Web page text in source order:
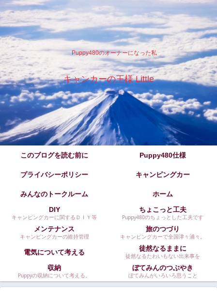
Puppy480のオーナーになった私
キャンカーの王様 Little
このブログを読む前に Puppy480仕様
プライバシーポリシー キャンピングカー
みんなのトークルーム
ホーム
DIY
キャンピングカーに関するＤＩＹ等
ちょこっと工夫
Puppy480のちょっとした工夫です
メンテナンス
キャンピングカーの維持管理
旅のつづり
キャンピングカーで全国津々浦々。
電気について考える 徒然なるままに
徒然なるたわいもない出来事を
収納
Puppyの収納について考える。
ぼてみんのつぶやき
ぼてみんがいろいろ思うこと